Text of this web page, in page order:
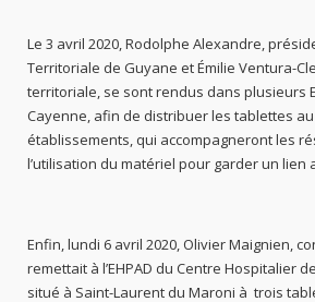
Le 3 avril 2020, Rodolphe Alexandre,
Territoriale de Guyane et Émilie Ventura-
territoriale, se sont rendus dans plusieurs
Cayenne, afin de distribuer les tablettes
établissements, qui accompagneront les
l’utilisation du matériel pour garder un lien
Enfin, lundi 6 avril 2020, Olivier Maignien,
remettait à l’EHPAD du Centre Hospitalier
situé à Saint-Laurent du Maroni à trois